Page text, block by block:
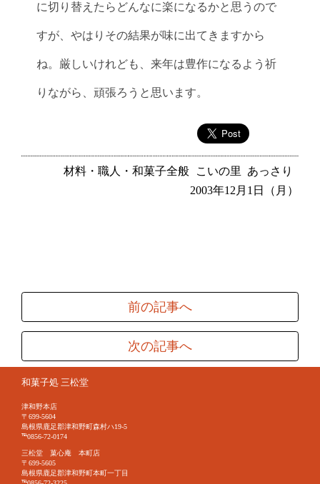
に切り替えたらどんなに楽になるかと思うので
すが、やはりその結果が味に出てきますから
ね。厳しいけれども、来年は豊作になるよう祈
りながら、頑張ろうと思います。
材料・職人・和菓子全般 こいの里
あっさり
2003年12月1日（月）
前の記事へ
次の記事へ
和菓子処 三松堂
津和野本店
〒699-5604
島根県鹿足郡津和野町森村ハ19-5
℡0856-72-0174
三松堂 菓心庵 本町店
〒699-5605
島根県鹿足郡津和野町本町一丁目